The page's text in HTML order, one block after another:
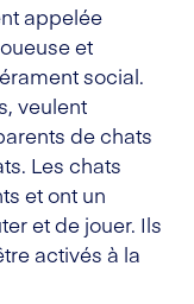
appelée
et
social.
veulent
de chats
Les chats
et ont un
et de jouer. Ils
activés à la